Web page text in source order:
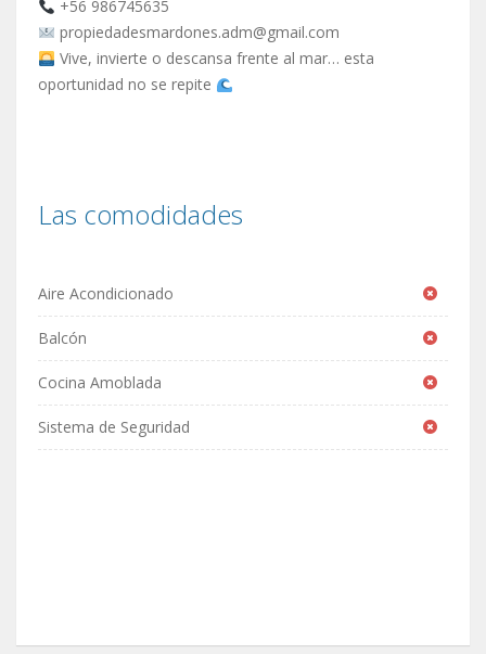
+56 986745635
propiedadesmardones.adm@gmail.com
Vive, invierte o descansa frente al mar… esta
oportunidad no se repite
Las comodidades
Aire Acondicionado
Balcón
Cocina Amoblada
Sistema de Seguridad